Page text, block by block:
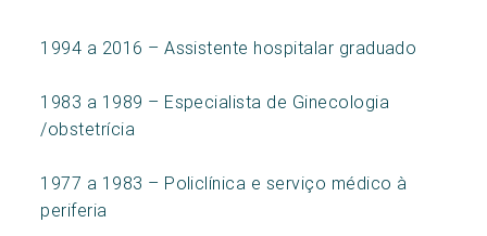
1994 a 2016 – Assistente hospitalar graduado
1983 a 1989 – Especialista de Ginecologia
/obstetrícia
1977 a 1983 – Policlínica e serviço médico à
periferia